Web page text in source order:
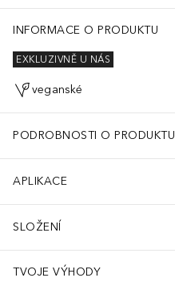
INFORMACE O PRODUKTU
EXKLUZIVNĚ U NÁS
veganské
PODROBNOSTI O PRODUKTU
APLIKACE
SLOŽENÍ
TVOJE VÝHODY